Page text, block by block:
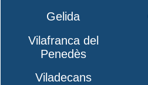
Gelida
Vilafranca del
Penedès
Viladecans